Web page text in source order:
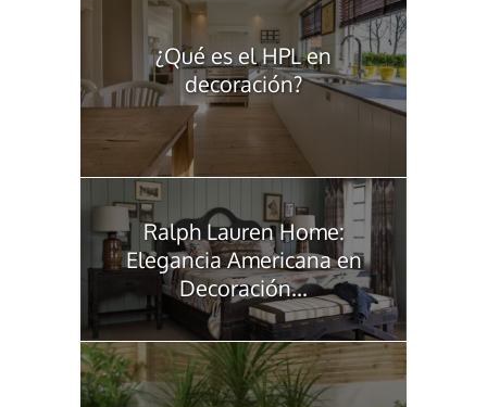
¿Qué es el HPL en
decoración?
Ralph Lauren Home:
Elegancia Americana en
Decoración...